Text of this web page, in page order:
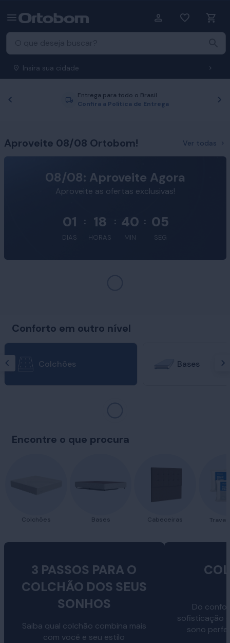
Insira sua cidade
Entrega para todo o Brasil
Confira a Política de Entrega
Anterior
Aproveite 08/08 Ortobom! Ver todas
08/08: Aproveite Agora
Aproveite as ofertas exclusivas!
01
DIAS
: 18
HORAS
: 40
MIN
: 04
SEG
Conforto em outro nível
Colchões Bases
Encontre o que procura
Colchões Bases Cabeceiras
3 PASSOS PARA O
COLCHÃO DOS SEUS
SONHOS
Saiba qual colchão combina mais
com você e seu estilo
Do
sofisticação
sono